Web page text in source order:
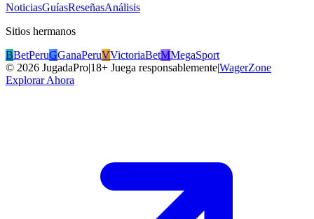
NoticiasGuíasReseñasAnálisis
Sitios hermanos
BBetPeruGGanaPeruVVictoriaBetMMegaSport
© 2026 JugadaPro|18+ Juega responsablemente|WagerZone
Explorar Ahora